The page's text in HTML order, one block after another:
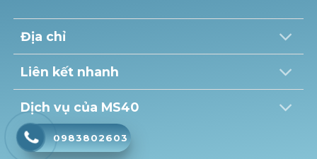
Địa chỉ
Liên kết nhanh
Dịch vụ của MS40
0983802603